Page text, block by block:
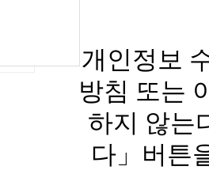
개인정보
방침 또는
하지 않는
다」버튼